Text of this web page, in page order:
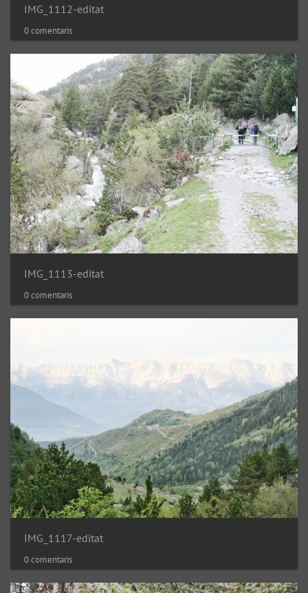
IMG_1112-editat
0 comentaris
IMG_1113-editat
0 comentaris
IMG_1117-editat
0 comentaris